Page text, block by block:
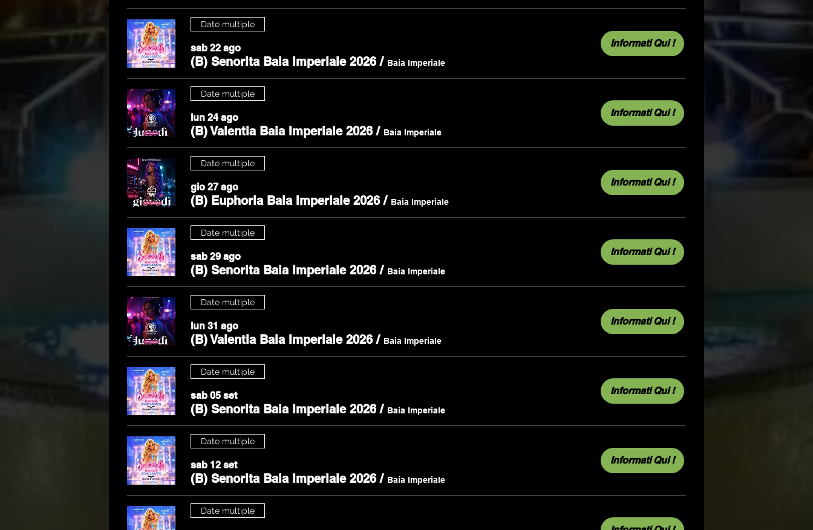
Date multiple
sab 22 ago
(B) Senorita Baia Imperiale 2026 / Baia Imperiale
Informati Qui !
Date multiple
lun 24 ago
(B) Valentia Baia Imperiale 2026 / Baia Imperiale
Informati Qui !
Date multiple
gio 27 ago
(B) Euphoria Baia Imperiale 2026 / Baia Imperiale
Informati Qui !
Date multiple
sab 29 ago
(B) Senorita Baia Imperiale 2026 / Baia Imperiale
Informati Qui !
Date multiple
lun 31 ago
(B) Valentia Baia Imperiale 2026 / Baia Imperiale
Informati Qui !
Date multiple
sab 05 set
(B) Senorita Baia Imperiale 2026 / Baia Imperiale
Informati Qui !
Date multiple
sab 12 set
(B) Senorita Baia Imperiale 2026 / Baia Imperiale
Informati Qui !
Date multiple